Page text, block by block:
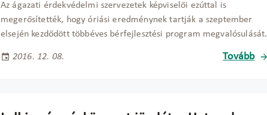
Az ágazati érdekvédelmi szervezetek képviselői ezúttal is
megerősítették, hogy óriási eredménynek tartják a szeptember
elsején kezdődött többéves bérfejlesztési program megvalósulását.
2016. 12. 08. Tovább